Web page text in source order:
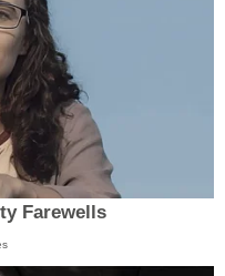
Farewells